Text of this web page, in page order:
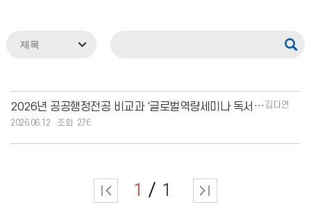
2026년 공공행정전공 비교과 '글로벌역량세미나 독서공모전' 수상을 축하 김다연
2026.06.12
276
1 1